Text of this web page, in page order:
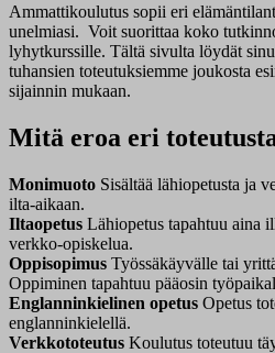
Ammattikoulutus sopii eri
unelmiasi. Voit suorittaa koko
lyhytkurssille. Tältä sivulta löydät
tuhansien toteutuksiemme joukosta
sijainnin mukaan.
Mitä eroa eri
Monimuoto Sisältää lähiopetusta ja
ilta-aikaan.
Iltaopetus Lähiopetus tapahtuu aina
verkko-opiskelua.
Oppisopimus Työssäkäyvälle tai
Oppiminen tapahtuu pääosin
Englanninkielinen opetus Opetus
englanninkielellä.
Verkkototeutus Koulutus toteutuu